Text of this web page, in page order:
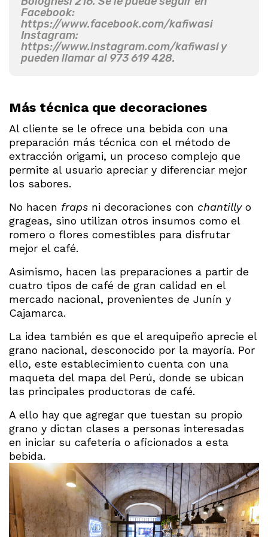
Facebook:
https://www.facebook.com/kafiwasi
Instagram:
https://www.instagram.com/kafiwasi y
pueden llamar al 973 619 428.
Más técnica que decoraciones
Al cliente se le ofrece una bebida con una
preparación más técnica con el método de
extracción origami, un proceso complejo que
permite al usuario apreciar y diferenciar mejor
los sabores.
No hacen fraps ni decoraciones con chantillyo
grageas, sino utilizan otros insumos como el
romero o flores comestibles para disfrutar
mejor el café.
Asimismo, hacen las preparaciones a partir de
cuatro tipos de café de gran calidad en el
mercado nacional, provenientes de Junín y
Cajamarca.
La idea también es que el arequipeño aprecie el
grano nacional, desconocido por la mayoría. Por
ello, este establecimiento cuenta con una
maqueta del mapa del Perú, donde se ubican
las principales productoras de café.
A ello hay que agregar que tuestan su propio
grano y dictan clases a personas interesadas
en iniciar su cafetería o aficionados a esta
bebida.